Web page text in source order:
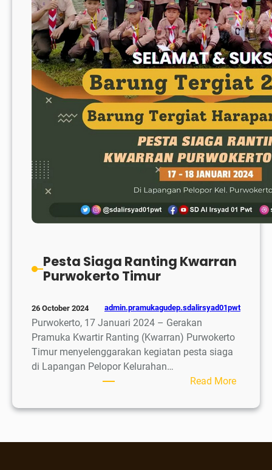
Pesta Siaga Ranting Kwarran
Purwokerto Timur
26 October 2024 admin.pramukagudep.sdalirsyad01pwt
Purwokerto, 17 Januari 2024 – Gerakan
Pramuka Kwartir Ranting (Kwarran) Purwokerto
Timur menyelenggarakan kegiatan pesta siaga
di Lapangan Pelopor Kelurahan…
Read More:
Siaga